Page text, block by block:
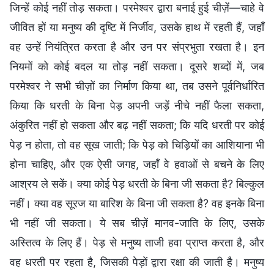
जिन्हें कोई नहीं तोड़ सकता। परमेश्वर द्वारा बनाई हुई चीज़ें—चाहे वे
जीवित हों या मनुष्य की दृष्टि में निर्जीव, उसके हाथ में रहती हैं, जहाँ
वह उन्हें नियंत्रित करता है और उन पर संप्रभुता रखता है। इन
नियमों को कोई बदल या तोड़ नहीं सकता। दूसरे शब्दों में, जब
परमेश्वर ने सभी चीज़ों का निर्माण किया था, तब उसने पूर्वनिर्धारित
किया कि धरती के बिना पेड़ अपनी जड़ें नीचे नहीं फैला सकता,
अंकुरित नहीं हो सकता और बढ़ नहीं सकता; कि यदि धरती पर कोई
पेड़ न होता, तो वह सूख जाती; कि पेड़ को चिड़ियों का आशियाना भी
होना चाहिए, और एक ऐसी जगह, जहाँ वे हवाओं से बचने के लिए
आश्रय ले सकें। क्या कोई पेड़ धरती के बिना जी सकता है? बिल्कुल
नहीं। क्या वह सूरज या बारिश के बिना जी सकता है? वह इनके बिना
भी नहीं जी सकता। ये सब चीज़ें मानव-जाति के लिए, उसके
अस्तित्व के लिए हैं। पेड़ से मनुष्य ताजी हवा प्राप्त करता है, और
वह धरती पर रहता है, जिसकी पेड़ों द्वारा रक्षा की जाती है। मनुष्य